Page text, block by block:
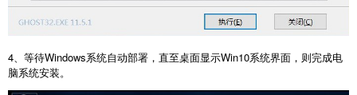
4、等待Windows系统自动部署，直至桌面显示Win10系统界面，则完成电
脑系统安装。